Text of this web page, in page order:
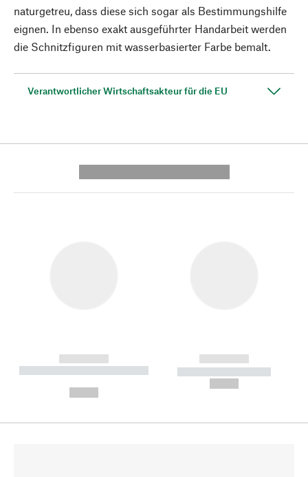
naturgetreu, dass diese sich sogar als Bestimmungshilfe
eignen. In ebenso exakt ausgeführter Handarbeit werden
die Schnitzfiguren mit wasserbasierter Farbe bemalt.
Verantwortlicher Wirtschaftsakteur für die EU
------------
----------- ----------- --------
------------
----------- -----------